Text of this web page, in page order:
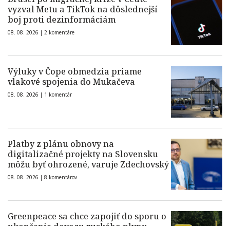
vyzval Metu a TikTok na dôslednejší
boj proti dezinformáciám
08. 08. 2026 | 2 komentáre
Výluky v Čope obmedzia priame
vlakové spojenia do Mukačeva
08. 08. 2026 | 1 komentár
Platby z plánu obnovy na
digitalizačné projekty na Slovensku
môžu byť ohrozené, varuje Zdechovský
08. 08. 2026 | 8 komentárov
Greenpeace sa chce zapojiť do sporu o